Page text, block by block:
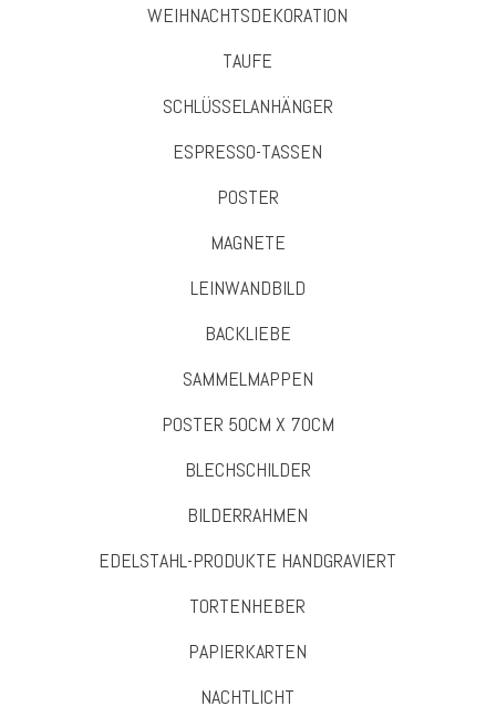
WEIHNACHTSDEKORATION
TAUFE
SCHLÜSSELANHÄNGER
ESPRESSO-TASSEN
POSTER
MAGNETE
LEINWANDBILD
BACKLIEBE
SAMMELMAPPEN
POSTER 50CM X 70CM
BLECHSCHILDER
BILDERRAHMEN
EDELSTAHL-PRODUKTE HANDGRAVIERT
TORTENHEBER
PAPIERKARTEN
NACHTLICHT